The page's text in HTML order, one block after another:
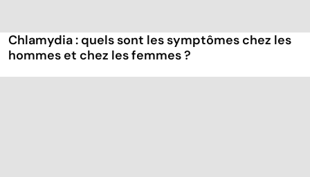
Chlamydia : quels sont les symptômes chez les
hommes et chez les femmes ?